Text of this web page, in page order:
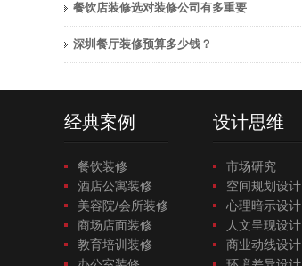
餐饮店装修选对装修公司有多重要
深圳餐厅装修预算多少钱？
经典案例
餐饮装修
酒店公寓装修
美容院/会所装修
商场店面装修
教育培训装修
设计思维
市场研究
空间规划设计
心理暗示设计
人文呈现设计
商业动线设计